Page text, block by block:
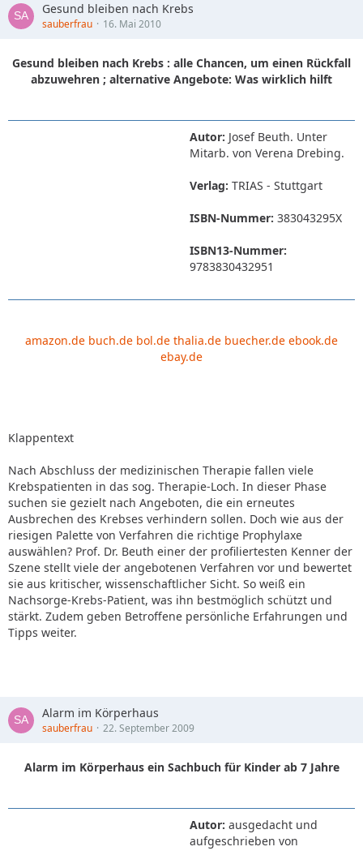
Gesund bleiben nach Krebs
sauberfrau 16. Mai 2010
Gesund bleiben nach Krebs : alle Chancen, um einen Rückfall
abzuwehren ; alternative Angebote: Was wirklich hilft
Autor: Josef Beuth. Unter
Mitarb. von Verena Drebing.
Verlag: TRIAS - Stuttgart
ISBN-Nummer: 383043295X
ISBN13-Nummer:
9783830432951
amazon.de buch.de bol.de thalia.de buecher.de ebook.de
ebay.de
Klappentext
Nach Abschluss der medizinischen Therapie fallen viele
Krebspatienten in das sog. Therapie-Loch. In dieser Phase
suchen sie gezielt nach Angeboten, die ein erneutes
Ausbrechen des Krebses verhindern sollen. Doch wie aus der
riesigen Palette von Verfahren die richtige Prophylaxe
auswählen? Prof. Dr. Beuth einer der profiliertesten Kenner der
Szene stellt viele der angebotenen Verfahren vor und bewertet
sie aus kritischer, wissenschaftlicher Sicht. So weiß ein
Nachsorge-Krebs-Patient, was ihn bestmöglich schützt und
stärkt. Zudem geben Betroffene persönliche Erfahrungen und
Tipps weiter.
Alarm im Körperhaus
sauberfrau 22. September 2009
Alarm im Körperhaus ein Sachbuch für Kinder ab 7 Jahre
Autor: ausgedacht und
aufgeschrieben von